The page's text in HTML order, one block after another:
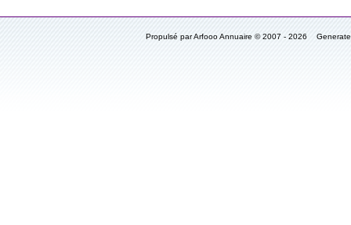
Propulsé par Arfooo Annuaire © 2007 - 2026